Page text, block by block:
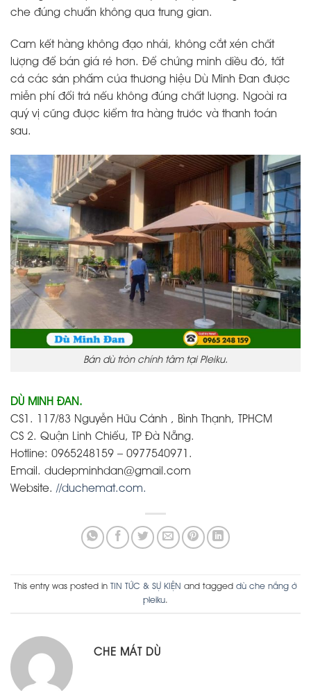
che đúng chuẩn không qua trung gian.
Cam kết hàng không đạo nhái, không cắt xén chất
lượng để bán giá rẻ hơn. Để chứng minh diều đó, tất
cả các sản phẩm của thương hiệu Dù Minh Đan được
miễn phí đổi trả nếu không đúng chất lượng. Ngoài ra
quý vị cũng được kiểm tra hàng trước và thanh toán
sau.
Bán dù tròn chính tâm tại Pleiku.
DÙ MINH ĐAN.
CS1. 117/83 Nguyễn Hữu Cảnh , Bình Thạnh, TPHCM
CS 2. Quận Linh Chiểu, TP Đà Nẵng.
Hotline: 0965248159 – 0977540971.
Email. dudepminhdan@gmail.com
Website. //duchemat.com.
This entry was posted in TIN TỨC & SỰ KIỆN and tagged dù che nắng ở
pleiku.
CHE MÁT DÙ